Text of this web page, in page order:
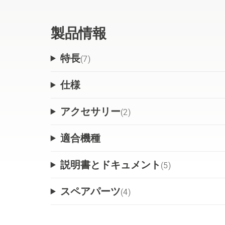
ることができ、ブレードディスクに簡単
ン CS4 との組み合わせで稼働します。
※CEORA™ に関する詳しい説明、お見積
info.hv@husqvarna.jp）で承りますので
製品情報
特長(7)
仕様
アクセサリー(2)
適合機種
説明書とドキュメント (5)
スペアパーツ(4)